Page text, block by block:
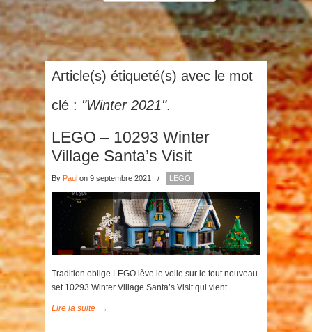
Article(s) étiqueté(s) avec le mot
clé : "Winter 2021".
LEGO – 10293 Winter
Village Santa’s Visit
By Paul on 9 septembre 2021 / LEGO
Tradition oblige LEGO lève le voile sur le tout nouveau
set 10293 Winter Village Santa’s Visit qui vient
Lire la suite →